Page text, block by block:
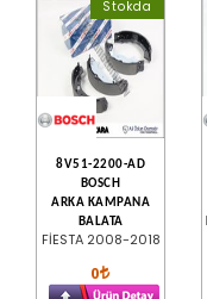
Stokda
8V51-2200-AD
BOSCH
ARKA KAMPANA
BALATA
FİESTA 2008-2018
0